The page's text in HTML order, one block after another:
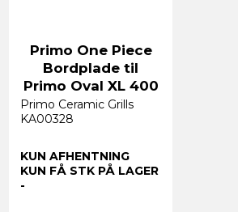
Primo One Piece
Bordplade til
Primo Oval XL 400
Primo Ceramic Grills
KA00328
KUN AFHENTNING
KUN FÅ STK PÅ LAGER
-